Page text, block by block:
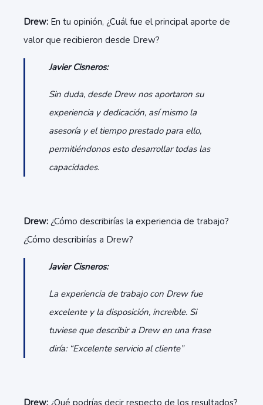
Drew: En tu opinión, ¿Cuál fue el principal aporte de
valor que recibieron desde Drew?
Javier Cisneros:
Sin duda, desde Drew nos aportaron su
experiencia y dedicación, así mismo la
asesoría y el tiempo prestado para ello,
permitiéndonos esto desarrollar todas las
capacidades.
Drew: ¿Cómo describirías la experiencia de trabajo?
¿Cómo describirías a Drew?
Javier Cisneros:
La experiencia de trabajo con Drew fue
excelente y la disposición, increíble. Si
tuviese que describir a Drew en una frase
diría: “Excelente servicio al cliente”
Drew: ¿Qué podrías decir respecto de los resultados?